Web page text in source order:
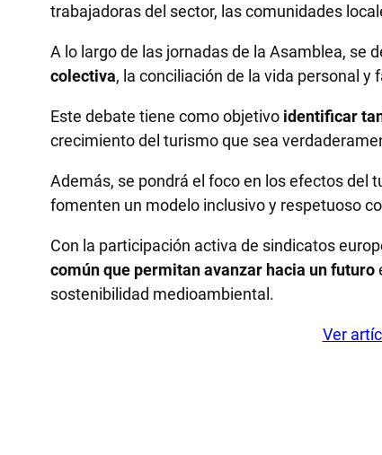
trabajadoras del sector, las comunidades
A lo largo de las jornadas de la Asamblea, se
colectiva, la conciliación de la vida personal
Este debate tiene como objetivo identificar
crecimiento del turismo que sea
Además, se pondrá el foco en los efectos del
fomenten un modelo inclusivo y respetuoso
Con la participación activa de sindicatos
común que permitan avanzar hacia un futuro
sostenibilidad medioambiental.
Ver